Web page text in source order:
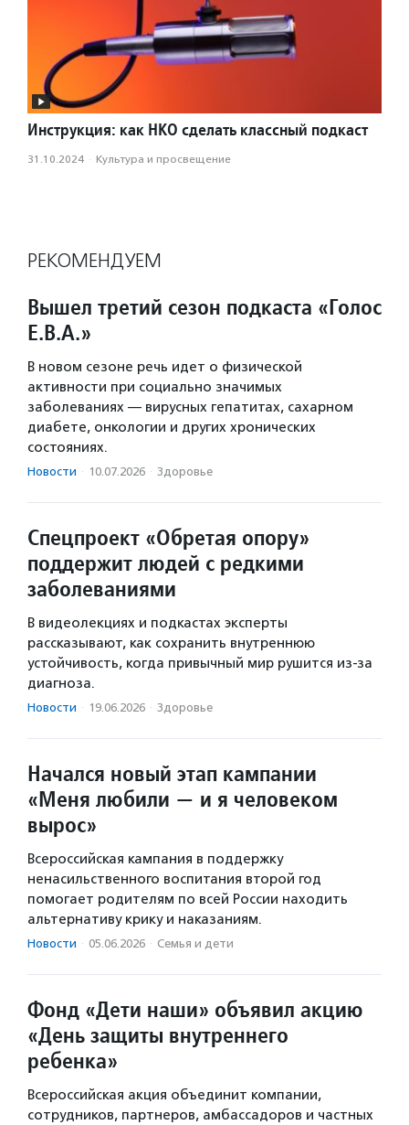
Инструкция: как НКО сделать классный подкаст
31.10.2024 · Культура и просвещение
РЕКОМЕНДУЕМ
Вышел третий сезон подкаста «Голос
Е.В.А.»
В новом сезоне речь идет о физической
активности при социально значимых
заболеваниях — вирусных гепатитах, сахарном
диабете, онкологии и других хронических
состояниях.
Новости · 10.07.2026 · Здоровье
Спецпроект «Обретая опору»
поддержит людей с редкими
заболеваниями
В видеолекциях и подкастах эксперты
рассказывают, как сохранить внутреннюю
устойчивость, когда привычный мир рушится из-за
диагноза.
Новости · 19.06.2026 · Здоровье
Начался новый этап кампании
«Меня любили — и я человеком
вырос»
Всероссийская кампания в поддержку
ненасильственного воспитания второй год
помогает родителям по всей России находить
альтернативу крику и наказаниям.
Новости · 05.06.2026 · Семья и дети
Фонд «Дети наши» объявил акцию
«День защиты внутреннего
ребенка»
Всероссийская акция объединит компании,
сотрудников, партнеров, амбассадоров и частных